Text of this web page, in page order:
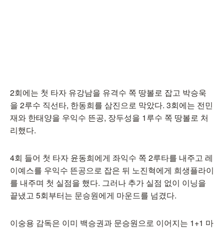
2회에는 첫 타자 유강남을 유격수 쪽 땅볼로 잡고 박승욱
을 2루수 직선타, 한동희를 삼진으로 막았다. 3회에는 전민
재와 한태양을 우익수 뜬공, 장두성을 1루수 쪽 땅볼로 처
리했다.
4회 들어 첫 타자 윤동희에게 좌익수 쪽 2루타를 내주고 레
이예스를 우익수 뜬공으로 잡은 뒤 노진혁에게 희생플라이
를 내주며 첫 실점을 했다. 그러나 추가 실점 없이 이닝을
끝냈고 5회부터는 문승원에게 마운드를 넘겼다.
이숭용 감독은 이미 백승권과 문승원으로 이어지는 1+1 마